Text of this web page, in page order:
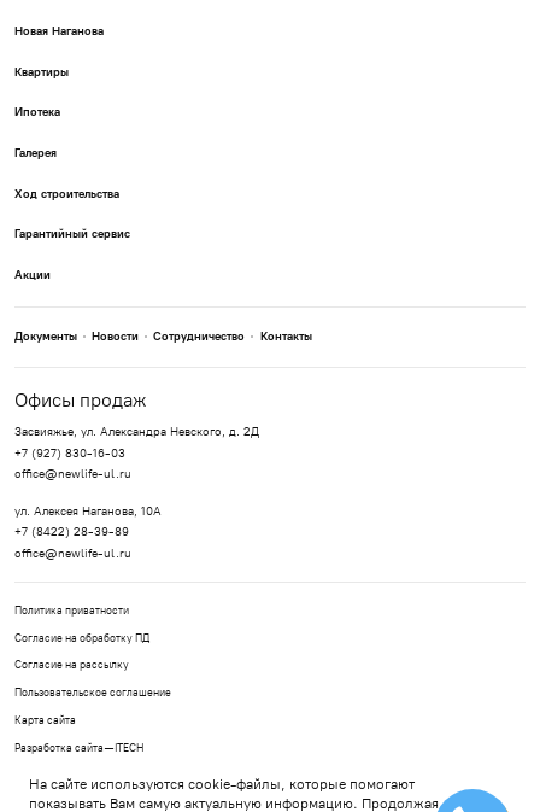
На сайте используются cookie-файлы, которые помогают
показывать Вам самую актуальную информацию. Продолжая
Новая Наганова
Квартиры
Ипотека
Галерея
Ход строительства
Гарантийный сервис
Акции
Документы Новости Сотрудничество Контакты
Офисы продаж
Засвияжье, ул. Александра Невского, д. 2Д
+7 (927) 830-16-03
office@newlife-ul.ru
ул. Алексея Наганова, 10А
+7 (8422) 28-39-89
office@newlife-ul.ru
«Новая Жизнь- Ульяновск»
Политика приватности
Согласие на обработку ПД
Согласие на рассылку
Пользовательское соглашение
Карта сайта
Разработка сайта — ITECH